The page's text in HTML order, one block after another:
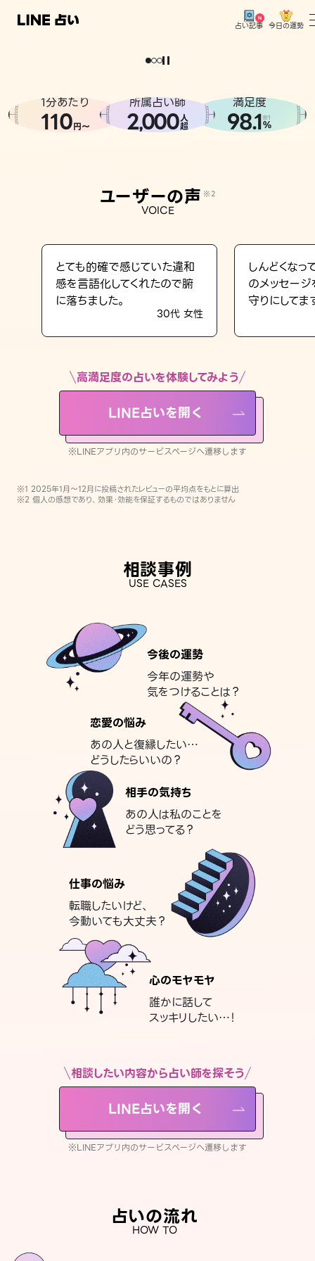
占い記事 今日の運勢
相談事例
LINE占いを開く
※LINEアプリ内のサービスページへ遷移します
どうせなら
。
1分あたり
110円〜
所属占い師
2,000人
超
満足度
98.1※1
%
ユーザーの声 ※2
VOICE
とても的確で感じていた違和
感を言語化してくれたので腑
に落ちました。
30代 女性
しんどくなっ
のメッセー
守りにしてま
高満足度の占いを体験してみよう
LINE占いを開く
※LINEアプリ内のサービスページへ遷移します
※1 2025年1月〜12月に投稿されたレビューの平均点をもとに算出
※2 個人の感想であり、効果・効能を保証するものではありません
相談事例
USE CASES
今後の運勢
今年の運勢や
気をつけることは？
恋愛の悩み
あの人と復縁したい…
どうしたらいいの？
相手の気持ち
あの人は私のことを
どう思ってる？
仕事の悩み
転職したいけど、
今動いても大丈夫？
心のモヤモヤ
誰かに話して
スッキリしたい…！
相談したい内容から占い師を探そう
LINE占いを開く
※LINEアプリ内のサービスページへ遷移します
占いの流れ
HOW TO